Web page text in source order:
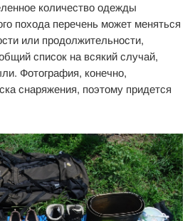
количество одежды
похода перечень может меняться
или продолжительности,
список на всякий случай,
Фотография, конечно,
снаряжения, поэтому придется